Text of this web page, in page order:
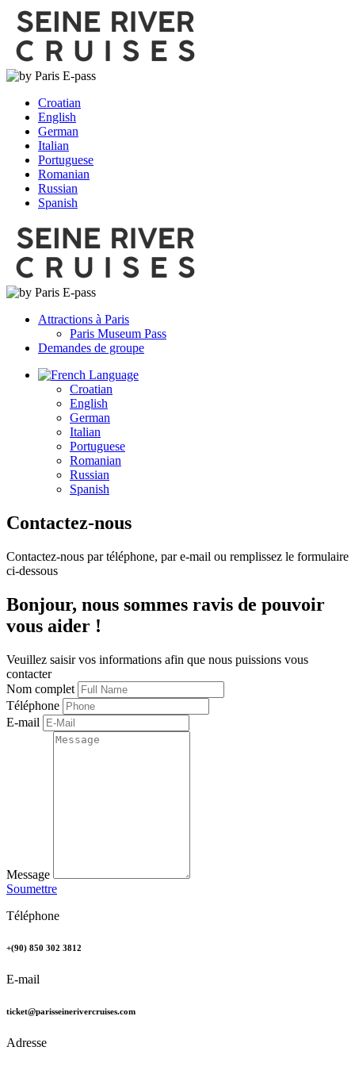
Croatian
English
German
Italian
Portuguese
Romanian
Russian
Spanish
Attractions à Paris
Paris Museum Pass
Demandes de groupe
Language
Croatian
English
German
Italian
Portuguese
Romanian
Russian
Spanish
Contactez-nous
Contactez-nous par téléphone, par e-mail ou remplissez le formulaire
ci-dessous
Bonjour, nous sommes ravis de pouvoir
vous aider !
Veuillez saisir vos informations afin que nous puissions vous
contacter
Nom complet
Téléphone
E-mail
Message
Soumettre
Téléphone
+(90) 850 302 3812
E-mail
ticket@parisseinerivercruises.com
Adresse